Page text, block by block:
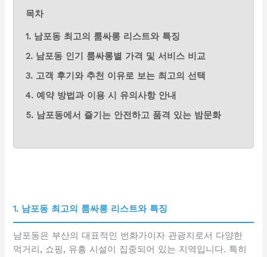
목차
1. 남포동 최고의 룸싸롱 리스트와 특징
2. 남포동 인기 룸싸롱별 가격 및 서비스 비교
3. 고객 후기와 추천 이유로 보는 최고의 선택
4. 예약 방법과 이용 시 유의사항 안내
5. 남포동에서 즐기는 안전하고 품격 있는 밤문화
1. 남포동 최고의 룸싸롱 리스트와 특징
남포동은 부산의 대표적인 번화가이자 관광지로서 다양한
먹거리, 쇼핑, 유흥 시설이 집중되어 있는 지역입니다. 특히